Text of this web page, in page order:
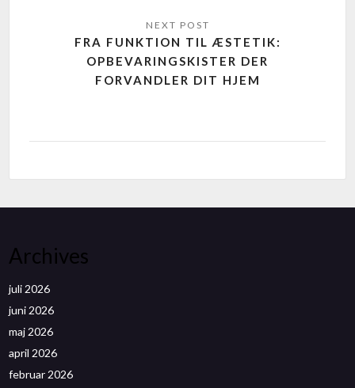
FRA FUNKTION TIL ÆSTETIK:
OPBEVARINGSKISTER DER
FORVANDLER DIT HJEM
Archives
juli 2026
juni 2026
maj 2026
april 2026
februar 2026